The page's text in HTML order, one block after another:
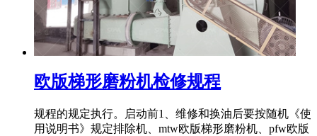
欧版梯形磨粉机检修规程
规程的规定执行。启动前1、维修和换油后要按随机《使
用说明书》规定排除机、mtw欧版梯形磨粉机、pfw欧版